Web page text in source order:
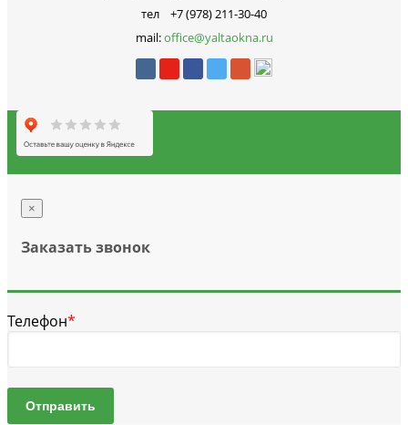
тел +7 (978) 211-30-40
mail:office@yaltaokna.ru
×
Заказать звонок
Телефон*
Отправить